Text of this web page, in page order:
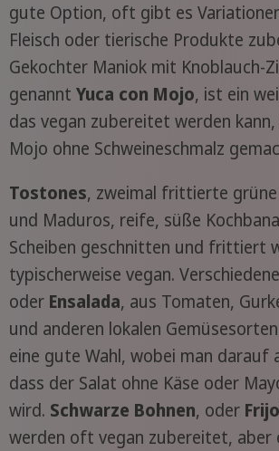
gute Option, oft gibt es
Fleisch oder tierische Produkte
Gekochter Maniok mit Knoblauch-
genannt Yuca con Mojo, ist ein
das vegan zubereitet werden
Mojo ohne Schweineschmalz
Tostones, zweimal frittierte grüne
und Maduros, reife, süße
Scheiben geschnitten und frittiert
typischerweise vegan.
oder Ensalada, aus Tomaten,
und anderen lokalen
eine gute Wahl, wobei man darauf
dass der Salat ohne Käse oder
wird. Schwarze Bohnen, oder
werden oft vegan zubereitet, aber